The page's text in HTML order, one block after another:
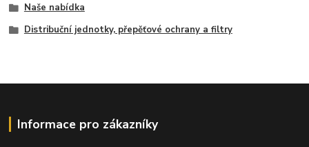
Naše nabídka
Distribuční jednotky, přepěťové ochrany a filtry
Informace pro zákazníky